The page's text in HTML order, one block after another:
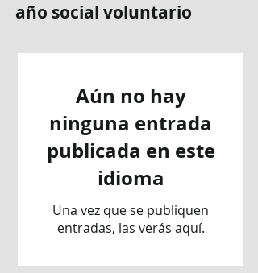
año social voluntario
Aún no hay
ninguna entrada
publicada en este
idioma
Una vez que se publiquen
entradas, las verás aquí.